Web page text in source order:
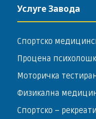
Услуге Завода
Спортско
Процена
Моторичка
Физикална
Спортско –